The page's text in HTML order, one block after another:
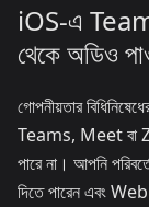
iOS-এ
থেকে অডিও
গোপনীয়তার
Teams, Meet বা
পারে না। আপনি
দিতে পারেন এবং